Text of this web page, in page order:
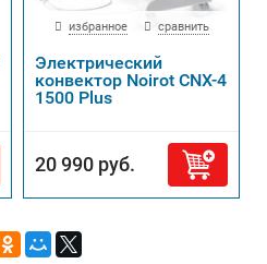
избранное сравнить
Электрический
конвектор Noirot CNX-4
1500 Plus
20 990 руб.